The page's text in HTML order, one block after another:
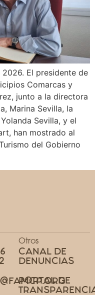
El presidente de
Comarcas y
junto a la directora
Marina Sevilla, la
Sevilla, y el
han mostrado al
del Gobierno
Otros
CANAL DE
DENUNCIAS
PORTAL DE